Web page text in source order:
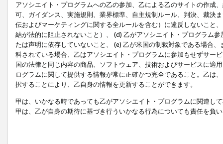
アソシエイト・プログラムへの乙の参加、乙による乙のサイトの作成
可、ガイダンス、実施規則、業界標準、自主規制ルール、判決、裁決
伝およびマーケティングに関する全ルールを含む）に違反しないこと
結が法的に阻止されないこと）、 (d) 乙がアソシエイト・プログラム
たは声明に依存していないこと、 (e) 乙が米国の制裁対象である場合
科されている場合、乙はアソシエイト・プログラムに参加もせずサー
国の法律と同じ内容の商品、ソフトウェア、技術およびサービスに適
ログラムに関して提供する情報が常に正確かつ完全であること。乙は
択することにより、乙自身の情報を更新することができます。
甲は、いかなる時であっても乙がアソシエイト・プログラムに関連し
甲は、乙が自身の期待に基づき行ういかなる行為についても責任を負